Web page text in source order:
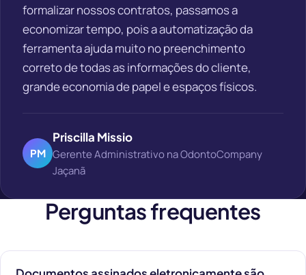
formalizar nossos contratos, passamos a
economizar tempo, pois a automatização da
ferramenta ajuda muito no preenchimento
correto de todas as informações do cliente,
grande economia de papel e espaços físicos.
PM
Priscilla Missio
Gerente Administrativo na OdontoCompany
Jaçanã
Perguntas frequentes